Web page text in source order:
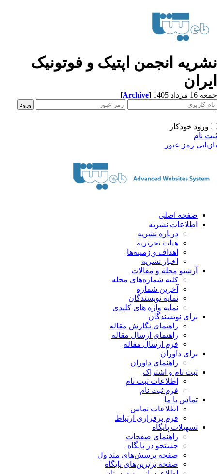
انجمن اپتیک و فوتونیک
مرداد 1405 [Archive]
ورود خودکار
نام
رمز عبور
صفحه اصلی
اطلاعات نشریه
درباره نشریه
هیات تحریریه
اهداف و زمینه‌ها
اخبار نشریه
آرشیو مجله و مقالات
کلیه شماره‌های مجله
آخرین شماره
نمایه نویسندگان
نمایه واژه های کلیدی
برای نویسندگان
راهنمای نگارش مقاله
راهنمای ارسال مقاله
فرم ارسال مقاله
برای داوران
راهنمای داوران
ثبت نام و اشتراک
اطلاعات ثبت نام
فرم ثبت نام
تماس با ما
اطلاعات تماس
فرم برقراری ارتباط
تسهیلات پایگاه
راهنمای صفحات
جستجو در پایگاه
صفحه پرسش‌های متداول
صفحه برترین‌های پایگاه